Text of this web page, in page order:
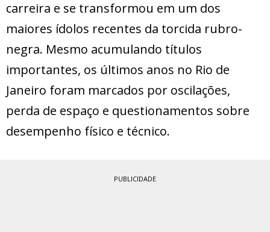
carreira e se transformou em um dos
maiores ídolos recentes da torcida rubro-
negra. Mesmo acumulando títulos
importantes, os últimos anos no Rio de
Janeiro foram marcados por oscilações,
perda de espaço e questionamentos sobre
desempenho físico e técnico.
PUBLICIDADE